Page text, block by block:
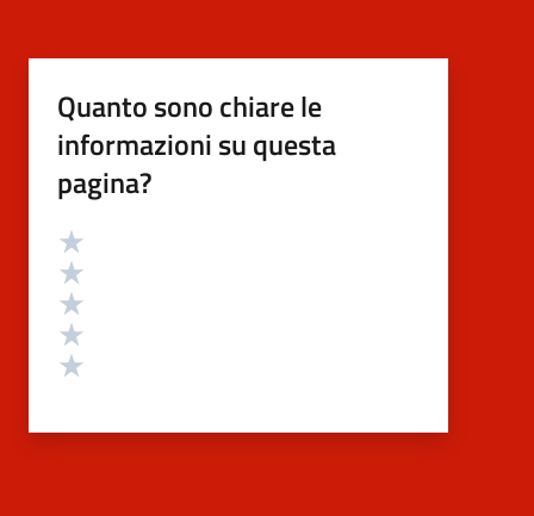
Quanto sono chiare le
informazioni su questa
pagina?
Valutazione